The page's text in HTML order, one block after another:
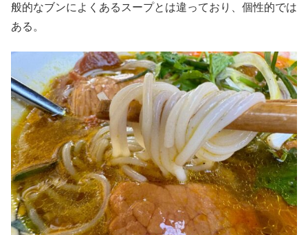
般的なブンによくあるスープとは違っており、個性的では
ある。